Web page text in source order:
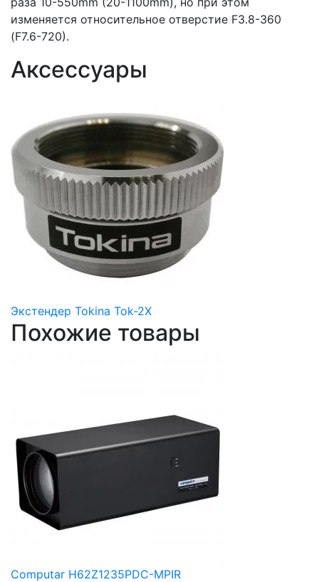
изменяется относительное отверстие F3.8-360
(F7.6-720).
Аксессуары
Экстендер Tokina Tok-2X
Похожие товары
Computar H62Z1235PDC-MPIR